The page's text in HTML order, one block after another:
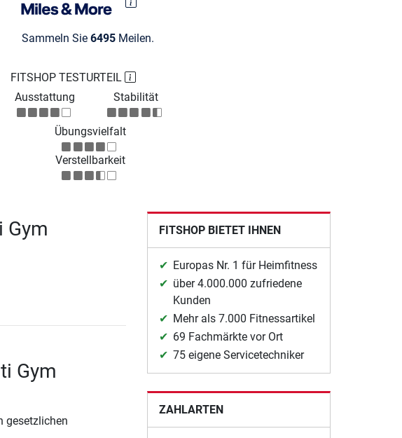
Sammeln Sie 6495Meilen.
FITSHOP TESTURTEIL
Ausstattung
Stabilität
Übungsvielfalt
Verstellbarkeit
Gym
Gym
gesetzlichen
FITSHOP BIETET IHNEN
Europas Nr. 1 für Heimfitness
über 4.000.000 zufriedene
Kunden
Mehr als 7.000 Fitnessartikel
69 Fachmärkte vor Ort
75 eigene Servicetechniker
ZAHLARTEN